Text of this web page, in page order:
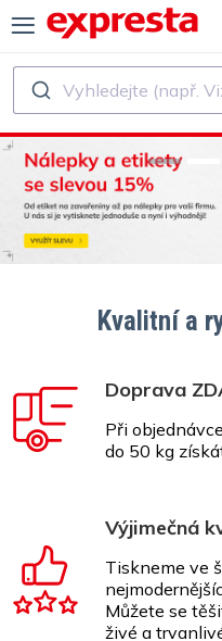
Tisk
Tisk a vázání
Výroba razítek
PRODUKTY
NAKLADATELSTVÍ A
NAKLADATELSTVÍ
SAMOVYDAVATELE
Vyhledejte (např.
Kvalitní a
Doprava
Při
do 50 kg
Výjimečná
Tiskneme ve
Můžete se
živé a